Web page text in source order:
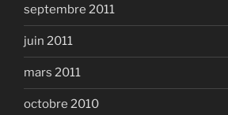
septembre 2011
juin 2011
mars 2011
octobre 2010